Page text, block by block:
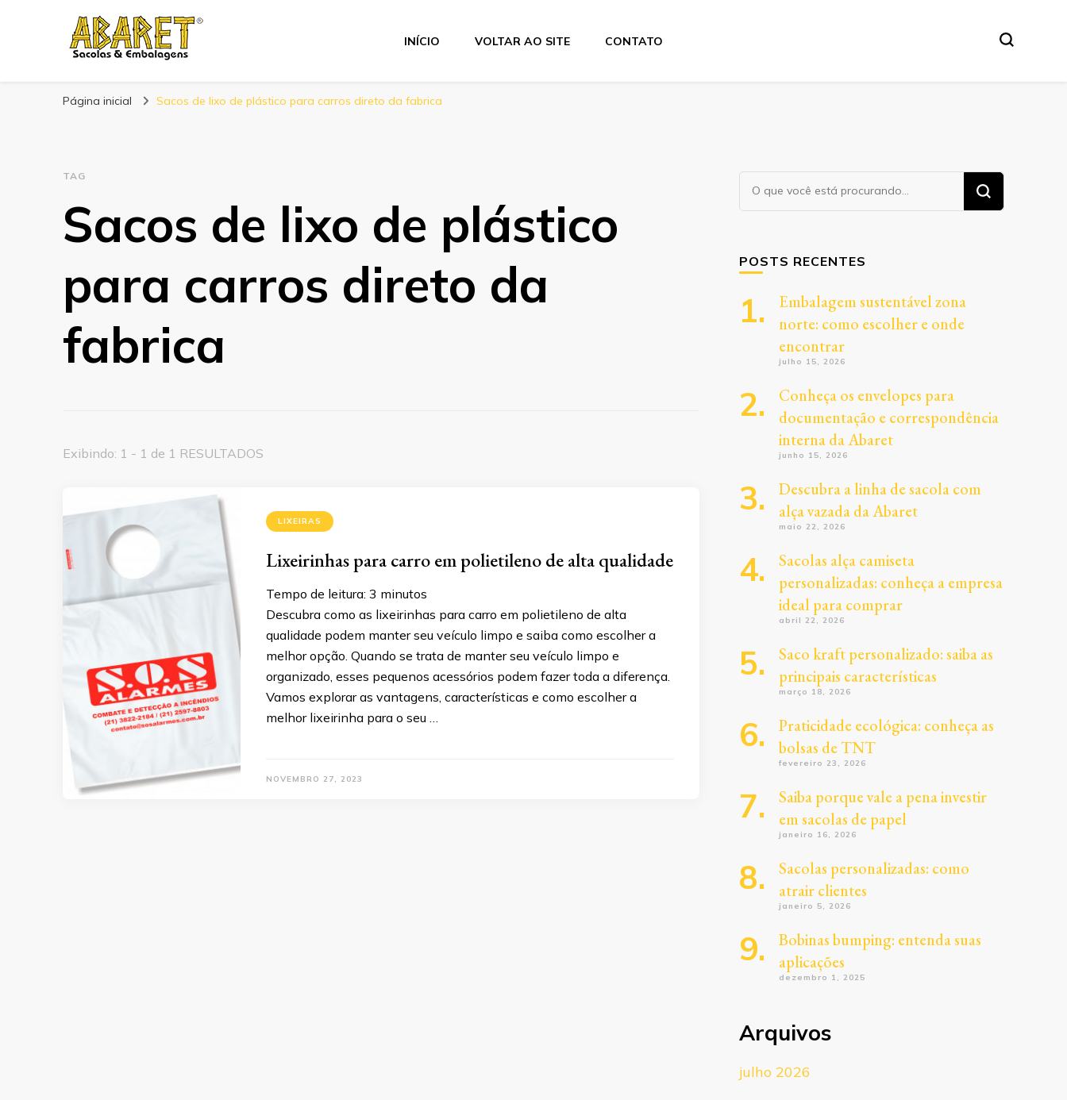
Abaret
INÍCIO VOLTAR AO SITE CONTATO
Página inicial Sacos de lixo de plástico para carros direto da fabrica
TAG
Sacos de lixo de plástico
para carros direto da
fabrica
Exibindo: 1 - 1 de 1 RESULTADOS
LIXEIRAS
Lixeirinhas para carro em polietileno de alta qualidade
Tempo de leitura: 3 minutos
Descubra como as lixeirinhas para carro em polietileno de alta
qualidade podem manter seu veículo limpo e saiba como escolher a
melhor opção. Quando se trata de manter seu veículo limpo e
organizado, esses pequenos acessórios podem fazer toda a diferença.
Vamos explorar as vantagens, características e como escolher a
melhor lixeirinha para o seu …
NOVEMBRO 27, 2023
Procurando
algo?
POSTS RECENTES
Embalagem sustentável zona
norte: como escolher e onde
encontrar
julho 15, 2026
Conheça os envelopes para
documentação e correspondência
interna da Abaret
junho 15, 2026
Descubra a linha de sacola com
alça vazada da Abaret
maio 22, 2026
Sacolas alça camiseta
personalizadas: conheça a empresa
ideal para comprar
abril 22, 2026
Saco kraft personalizado: saiba as
principais características
março 18, 2026
Praticidade ecológica: conheça as
bolsas de TNT
fevereiro 23, 2026
Saiba porque vale a pena investir
em sacolas de papel
janeiro 16, 2026
Sacolas personalizadas: como
atrair clientes
janeiro 5, 2026
Bobinas bumping: entenda suas
aplicações
dezembro 1, 2025
Arquivos
julho 2026